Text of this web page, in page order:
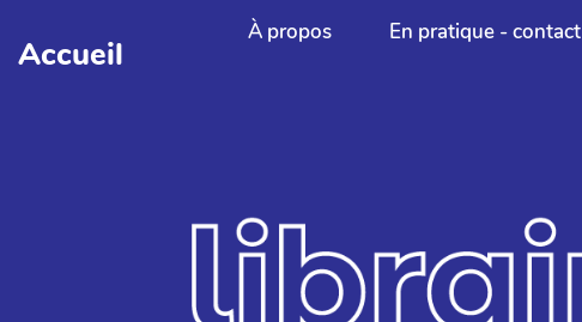
Aller au contenu principal
Accueil
À propos En pratique - contact